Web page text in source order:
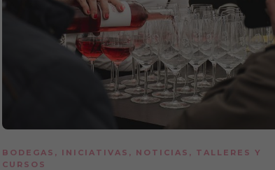
BODEGAS , INICIATIVAS , NOTICIAS , TALLERES Y
CURSOS